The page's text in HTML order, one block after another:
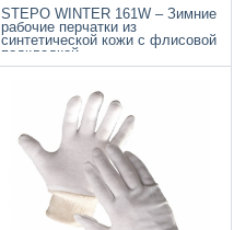
STEPO WINTER 161W – Зимние
рабочие перчатки из
синтетической кожи с флисовой
подкладкой